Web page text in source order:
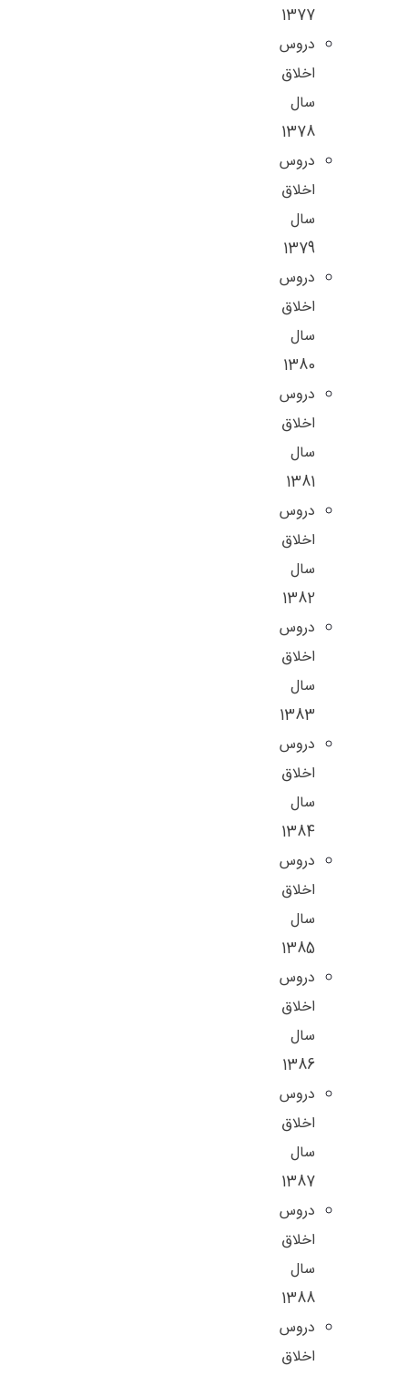
1377
دروس
اخلاق
سال
1378
دروس
اخلاق
سال
1379
دروس
اخلاق
سال
1380
دروس
اخلاق
سال
1381
دروس
اخلاق
سال
1382
دروس
اخلاق
سال
1383
دروس
اخلاق
سال
1384
دروس
اخلاق
سال
1385
دروس
اخلاق
سال
1386
دروس
اخلاق
سال
1387
دروس
اخلاق
سال
1388
دروس
اخلاق